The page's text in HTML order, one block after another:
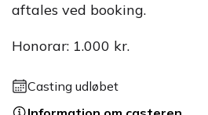
aftales ved booking.
Honorar: 1.000 kr.
Casting udløbet